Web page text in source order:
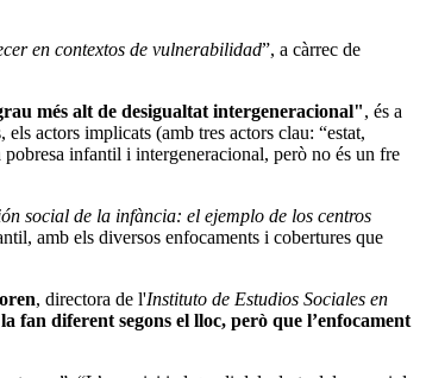
en contextos de vulnerabilidad”, a càrrec de
més alt de desigualtat intergeneracional", és a
actors implicats (amb tres actors clau: “estat,
infantil i intergeneracional, però no és un fre
social de la infància: el ejemplo de los centros
amb els diversos enfocaments i cobertures que
, directora de l'Instituto de Estudios Sociales en
fan diferent segons el lloc, però que l’enfocament